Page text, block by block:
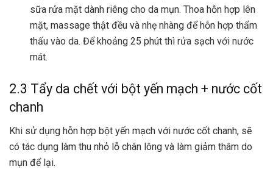
sữa rửa mặt dành riêng cho da mụn. Thoa hỗn hợp lên
mặt, massage thật đều và nhẹ nhàng để hỗn hợp thẩm
thấu vào da. Để khoảng 25 phút thì rửa sạch với nước
mát.
2.3 Tẩy da chết với bột yến mạch + nước cốt
chanh
Khi sử dụng hỗn hợp bột yến mạch với nước cốt chanh, sẽ
có tác dụng làm thu nhỏ lỗ chân lông và làm giảm thâm do
mụn để lại.